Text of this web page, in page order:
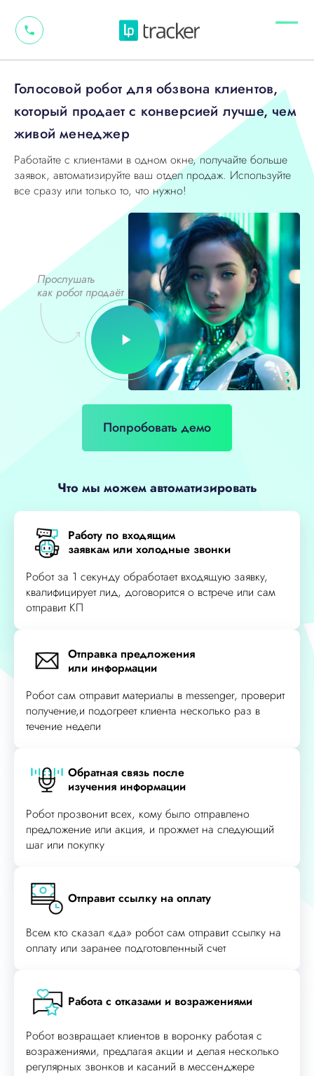
Голосовой робот для обзвона клиентов,
который продает с конверсией лучше, чем
живой менеджер
Работайте с клиентами в одном окне, получайте больше
заявок, автоматизируйте ваш отдел продаж. Используйте
все сразу или только то, что нужно!
Попробовать демо
Прослушать
как робот продаёт
Play
Что мы можем автоматизировать
Работу по входящим
заявкам или холодные звонки
Робот за 1 секунду обработает входящую заявку,
квалифицирует лид, договорится о встрече или сам
отправит КП
Отправка предложения
или информации
Робот сам отправит материалы в messenger, проверит
получение,и подогреет клиента несколько раз в
течение недели
Обратная связь после
изучения информации
Робот прозвонит всех, кому было отправлено
предложение или акция, и прожмет на следующий
шаг или покупку
Отправит ссылку на оплату
Всем кто сказал «да» робот сам отправит ссылку на
оплату или заранее подготовленный счет
Работа с отказами и возражениями
Робот возвращает клиентов в воронку работая с
возражениями, предлагая акции и делая несколько
регулярных звонков и касаний в мессенджере